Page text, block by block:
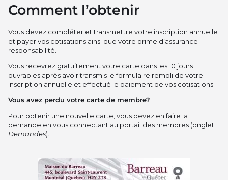
Comment l’obtenir
Vous devez compléter et transmettre votre inscription annuelle
et payer vos cotisations ainsi que votre prime d’assurance
responsabilité.
Vous recevrez gratuitement votre carte dans les 10 jours
ouvrables après avoir transmis le formulaire rempli de votre
inscription annuelle et effectué le paiement de vos cotisations.
Vous avez perdu votre carte de membre?
Pour obtenir une nouvelle carte, vous devez en faire la
demande en vous connectant au portail des membres (onglet
Demandes).